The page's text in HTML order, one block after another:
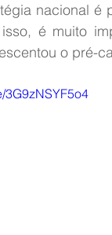
nacional é
é muito
o pré-
3G9zNSYF5o4